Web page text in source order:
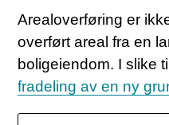
Arealoverføring er
overført areal fra en
boligeiendom. I slike
fradeling av en ny